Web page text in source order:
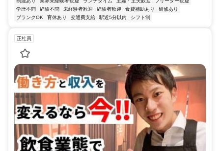
学歴不問
経験不問 未経験者歓迎 経験者歓迎 食費補助あり
研修あり
ブランクOK
育休あり 交通費支給 駅近5分以内 シフト制
正社員